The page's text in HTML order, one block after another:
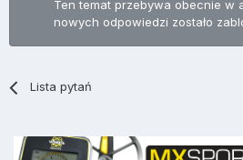
Ten temat przebywa obecnie w
nowych odpowiedzi zostało
Lista pytań